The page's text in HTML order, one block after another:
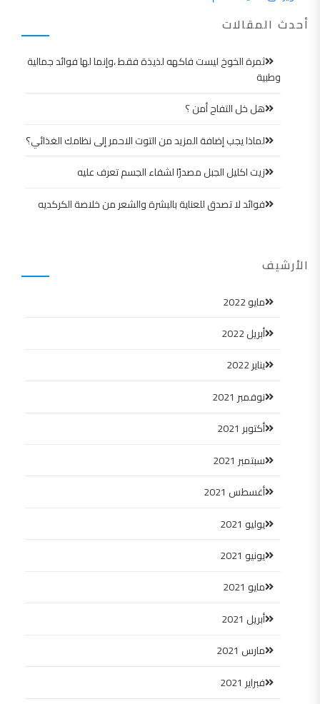
أحدث المقالات
ثمرة الخوخ ليست فاكهه لذيذة فقط ،وإنما لها فوائد جمالية
وطبية
هل خل التفاح أمن ؟
لماذا يجب إضافة المزيد من التوت الاحمر إلى نظامك الغذائي؟
زيت اكليل الجبل مصدرًا لشفاء الجسم تعرف عليه
فوائد لا تصدق للعناية بالبشرة والشعر من خلاصة الكركديه
الأرشيف
مايو 2022
أبريل 2022
يناير 2022
نوفمبر 2021
أكتوبر 2021
سبتمبر 2021
أغسطس 2021
يوليو 2021
يونيو 2021
مايو 2021
أبريل 2021
مارس 2021
فبراير 2021